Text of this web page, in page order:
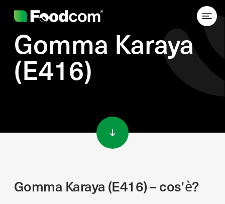
Gomma Karaya
(E416)
Gomma Karaya (E416) – cos’è?